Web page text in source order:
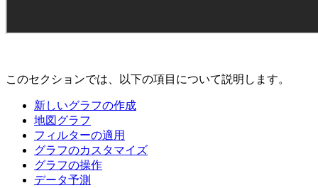
このセクションでは、以下の項目について説明します。
新しいグラフの作成
地図グラフ
フィルターの適用
グラフのカスタマイズ
グラフの操作
データ予測